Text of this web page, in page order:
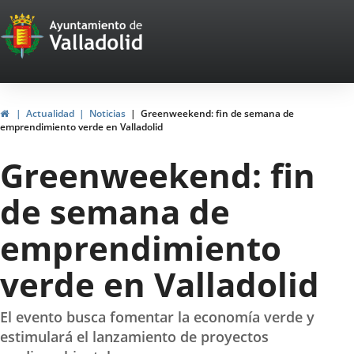
Portal
Web
del
Ayuntamiento
de
Valladolid
InicioActualidad Noticias
Greenweekend: fin de semana de
emprendimiento verde en Valladolid
Greenweekend: fin
de semana de
emprendimiento
verde en Valladolid
El evento busca fomentar la economía verde y
estimulará el lanzamiento de proyectos